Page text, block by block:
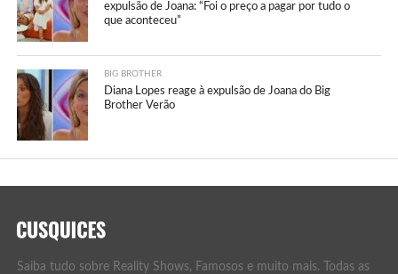
expulsão de Joana: “Foi o preço a pagar por tudo o
que aconteceu”
BIG BROTHER
Diana Lopes reage à expulsão de Joana do Big
Brother Verão
Saiba tudo sobre Reality Shows, Famosos e muito mais. Todas as